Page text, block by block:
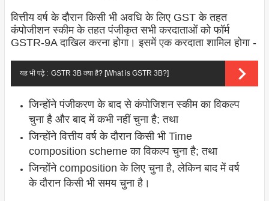
वित्तीय वर्ष के दौरान किसी भी अवधि के लिए GST के तहत
कंपोजीशन स्कीम के तहत पंजीकृत सभी करदाताओं को फॉर्म
GSTR-9A दाखिल करना होगा। इसमें एक करदाता शामिल होगा -
यह भी पढ़े : GSTR 3B क्या है? [What is GSTR 3B?]
जिन्होंने पंजीकरण के बाद से कंपोजिशन स्कीम का विकल्प
चुना है और बाद में कभी नहीं चुना है; तथा
जिन्होंने वित्तीय वर्ष के दौरान किसी भी Time
composition scheme का विकल्प चुना है; तथा
जिन्होंने composition के लिए चुना है, लेकिन बाद में वर्ष
के दौरान किसी भी समय चुना है।